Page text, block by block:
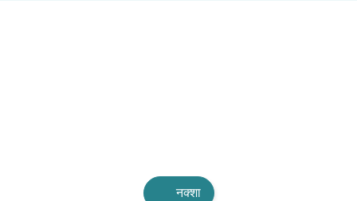
नक्शा